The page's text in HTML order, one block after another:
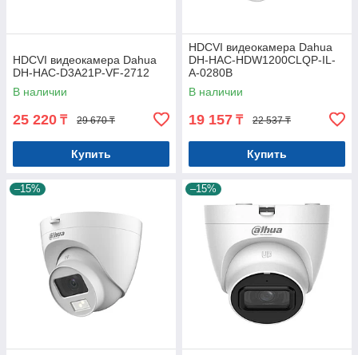
HDCVI видеокамера Dahua
DH-HAC-D3A21P-VF-2712
В наличии
25 220 ₸ 29 670 ₸
Купить
HDCVI видеокамера Dahua
DH-HAC-HDW1200CLQP-IL-
A-0280B
В наличии
19 157 ₸ 22 537 ₸
Купить
–15% –15%